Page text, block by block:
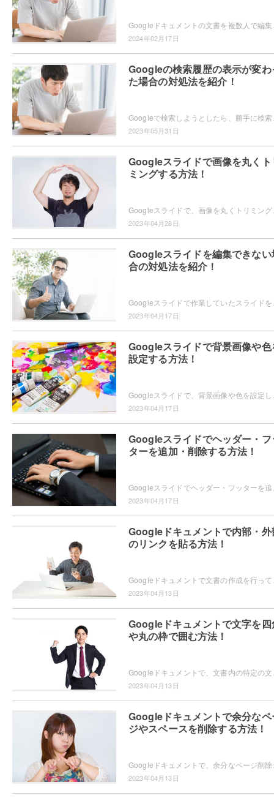
2024年02月17日
Googleの検索履歴の表示が変わ
た場合の対処法を紹介！
2023年05月31日
Googleスライドで画像を丸くト
ミングする方法！
2023年04月28日
Googleスライドを編集できない
合の対処法を紹介！
2023年04月17日
Googleスライドで背景画像や色
設定する方法！
2023年04月17日
Googleスライドでヘッダー・フ
ターを追加・削除する方法！
2023年04月17日
Googleドキュメントで内部・外
のリンクを貼る方法！
2023年04月13日
Googleドキュメントで文字を四
や丸の枠で囲む方法！
2023年04月13日
Googleドキュメントで余分なペ
ジやスペースを削除する方法！
2023年04月13日